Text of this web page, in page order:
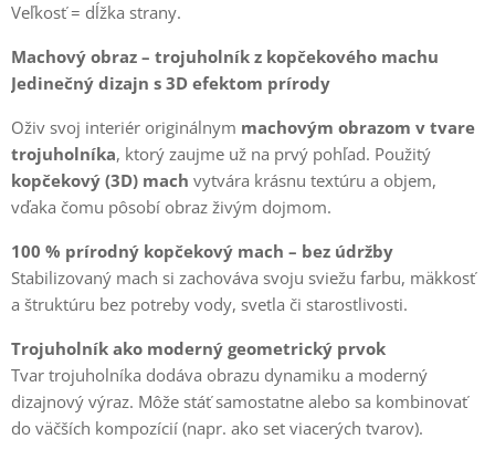
Veľkosť = dĺžka strany.
Machový obraz – trojuholník z kopčekového machu
Jedinečný dizajn s 3D efektom prírody
Oživ svoj interiér originálnym machovým obrazom v tvare
trojuholníka, ktorý zaujme už na prvý pohľad. Použitý
kopčekový (3D) mach vytvára krásnu textúru a objem,
vďaka čomu pôsobí obraz živým dojmom.
100 % prírodný kopčekový mach – bez údržby
Stabilizovaný mach si zachováva svoju sviežu farbu, mäkkosť
a štruktúru bez potreby vody, svetla či starostlivosti.
Trojuholník ako moderný geometrický prvok
Tvar trojuholníka dodáva obrazu dynamiku a moderný
dizajnový výraz. Môže stáť samostatne alebo sa kombinovať
do väčších kompozícií (napr. ako set viacerých tvarov).